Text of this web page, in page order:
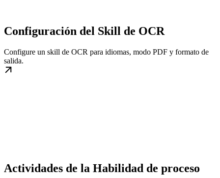
Configuración del Skill de OCR
Configure un skill de OCR para idiomas, modo PDF y formato de
salida.
Actividades de la Habilidad de proceso